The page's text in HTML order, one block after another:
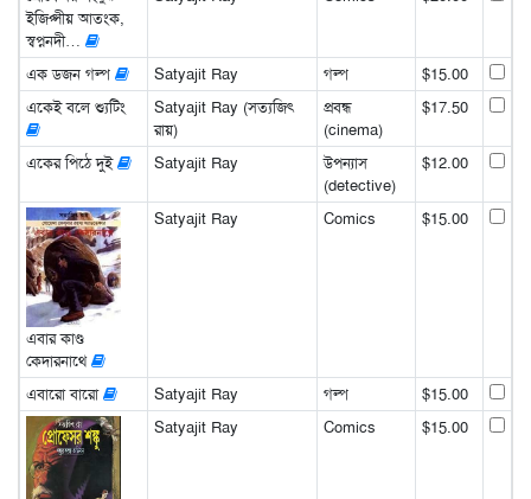
ইজিপ্সীয় আতংক,
স্বপ্ননদী…
এক ডজন গল্প Satyajit Ray গল্প
$15.00
একেই বলে শ্যুটিং
Satyajit Ray (সত্যজিৎ
রায়)
প্রবন্ধ
(cinema)
$17.50
একের পিঠে দুই Satyajit Ray
উপন্যাস
(detective)
$12.00
এবার কাণ্ড
কেদারনাথে
Satyajit Ray Comics $15.00
এবারো বারো Satyajit Ray গল্প
$15.00
Satyajit Ray
Comics $15.00